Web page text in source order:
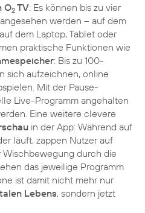
O2 TV: Es können bis zu vier
werden – auf dem
dem Laptop, Tablet oder
praktische Funktionen wie
: Bis zu 100-
sich aufzeichnen, online
Mit der Pause-
Live-Programm angehalten
Eine weitere clevere
in der App: Während auf
läuft, zappen Nutzer auf
durch die
das jeweilige Programm
ist damit nicht mehr nur
Lebens, sondern jetzt